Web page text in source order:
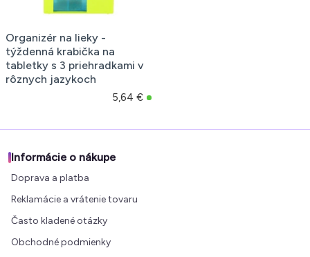
Organizér na lieky -
týždenná krabička na
tabletky s 3 priehradkami v
rôznych jazykoch
5,64 €
Informácie o nákupe
Doprava a platba
Reklamácie a vrátenie tovaru
Často kladené otázky
Obchodné podmienky